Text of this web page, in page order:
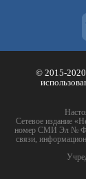
© 2015-2020
Сетевое издание
номер СМИ Эл №
связи,